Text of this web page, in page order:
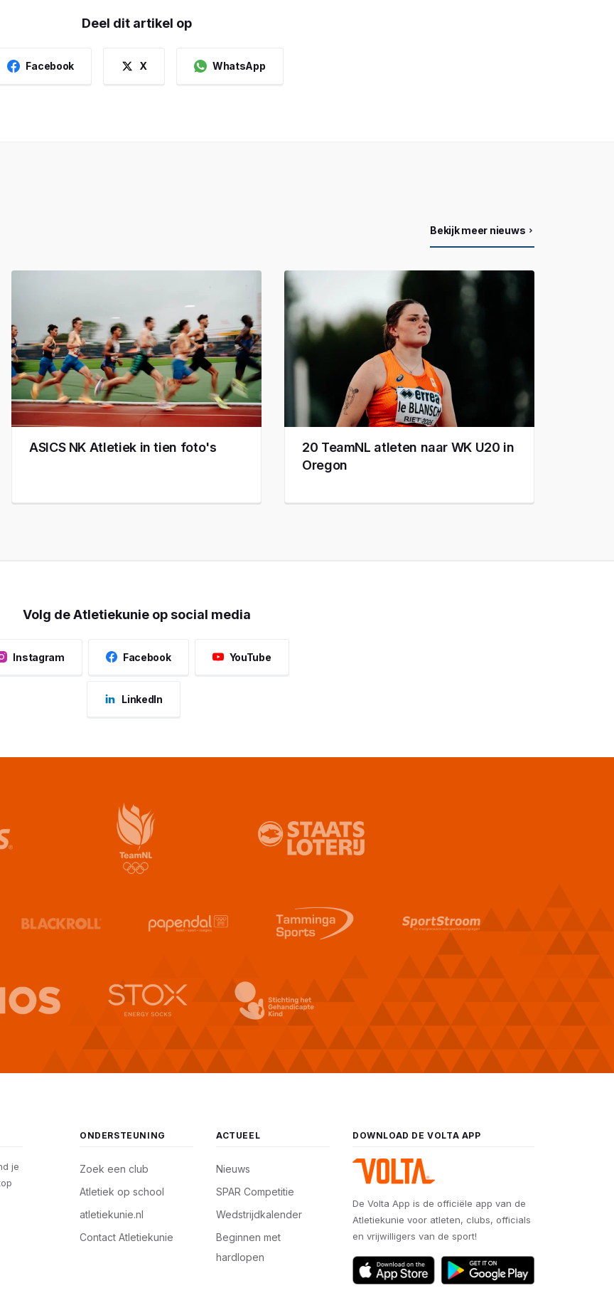
Deel dit artikel op
Facebook X WhatsApp
Bekijk meer nieuws
ASICS NK Atletiek in tien foto's
20 TeamNL atleten naar WK U20 in
Oregon
Volg de Atletiekunie op social media
Instagram Facebook YouTube
LinkedIn
je
ONDERSTEUNING
Zoek een club
Atletiek op school
atletiekunie.nl
Contact Atletiekunie
ACTUEEL
Nieuws
SPAR Competitie
Wedstrijdkalender
Beginnen met
hardlopen
DOWNLOAD DE VOLTA APP
De Volta App is de officiële app van de
Atletiekunie voor atleten, clubs, officials
en vrijwilligers van de sport!